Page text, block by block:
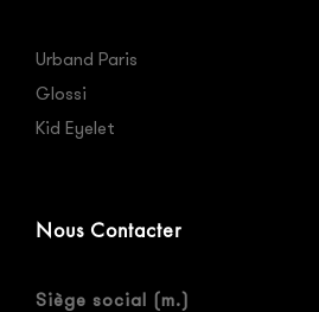
Urband Paris
Glossi
Kid Eyelet
Nous Contacter
Siège social (m.)